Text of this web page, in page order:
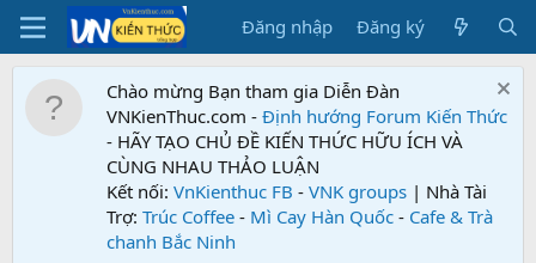
Đăng nhập Đăng ký
Chào mừng Bạn tham gia Diễn Đàn
VNKienThuc.com - Định hướng Forum Kiến Thức
- HÃY TẠO CHỦ ĐỀ KIẾN THỨC HỮU ÍCH VÀ
CÙNG NHAU THẢO LUẬN
Kết nối: VnKienthuc FB - VNK groups | Nhà Tài
Trợ: Trúc Coffee - Mì Cay Hàn Quốc - Cafe & Trà
chanh Bắc Ninh